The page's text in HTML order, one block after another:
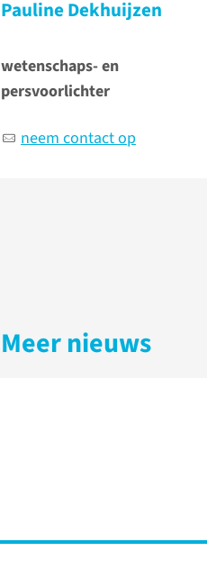
Pauline Dekhuijzen
wetenschaps- en
persvoorlichter
neem contact op
Meer nieuws